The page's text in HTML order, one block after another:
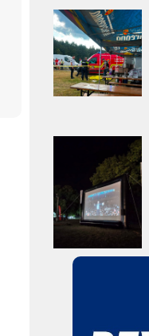
Adaugă
aici textul
pentru
subtitlu
aici textul
pentru
subtitlu